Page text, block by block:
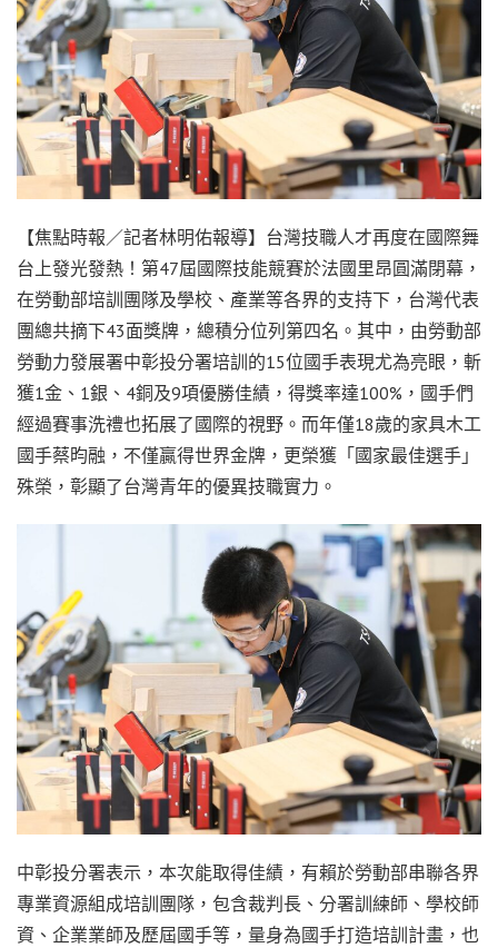
【焦點時報／記者林明佑報導】台灣技職人才再度在國際舞
台上發光發熱！第47屆國際技能競賽於法國里昂圓滿閉幕，
在勞動部培訓團隊及學校、產業等各界的支持下，台灣代表
團總共摘下43面獎牌，總積分位列第四名。其中，由勞動部
勞動力發展署中彰投分署培訓的15位國手表現尤為亮眼，斬
獲1金、1銀、4銅及9項優勝佳績，得獎率達100%，國手們
經過賽事洗禮也拓展了國際的視野。而年僅18歲的家具木工
國手蔡昀融，不僅贏得世界金牌，更榮獲「國家最佳選手」
殊榮，彰顯了台灣青年的優異技職實力。
中彰投分署表示，本次能取得佳績，有賴於勞動部串聯各界
專業資源組成培訓團隊，包含裁判長、分署訓練師、學校師
資、企業業師及歷屆國手等，量身為國手打造培訓計畫，也